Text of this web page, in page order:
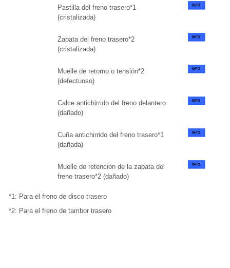
Pastilla del freno trasero*1
(cristalizada)
Zapata del freno trasero*2
(cristalizada)
Muelle de retorno o tensión*2
(defectuoso)
Calce antichirrido del freno delantero
(dañado)
Cuña antichirrido del freno trasero*1
(dañada)
Muelle de retención de la zapata del
freno trasero*2 (dañado)
*1: Para el freno de disco trasero
*2: Para el freno de tambor trasero